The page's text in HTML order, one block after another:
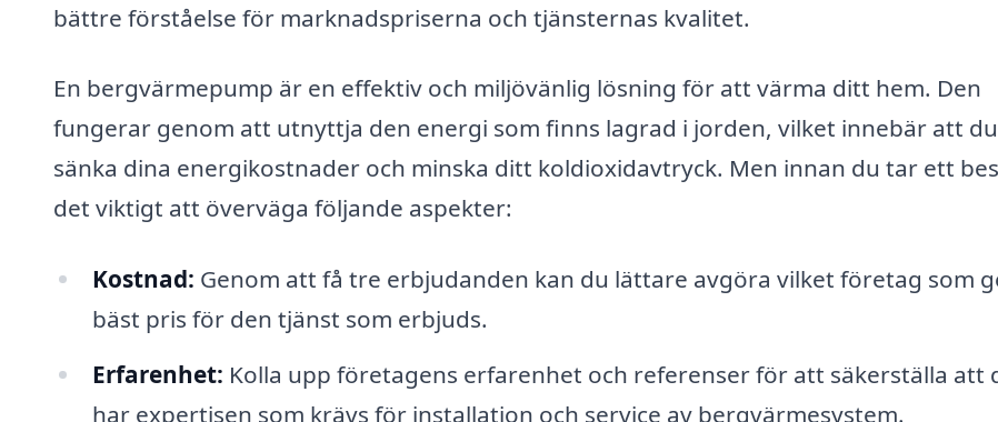
bättre förståelse för marknadspriserna och tjänsternas kvalitet.
En bergvärmepump är en effektiv och miljövänlig lösning för att värma ditt hem. Den
fungerar genom att utnyttja den energi som finns lagrad i jorden, vilket innebär att
sänka dina energikostnader och minska ditt koldioxidavtryck. Men innan du tar ett
det viktigt att överväga följande aspekter:
Kostnad: Genom att få tre erbjudanden kan du lättare avgöra vilket företag som
bäst pris för den tjänst som erbjuds.
Erfarenhet: Kolla upp företagens erfarenhet och referenser för att säkerställa att
har expertisen som krävs för installation och service av bergvärmesystem.